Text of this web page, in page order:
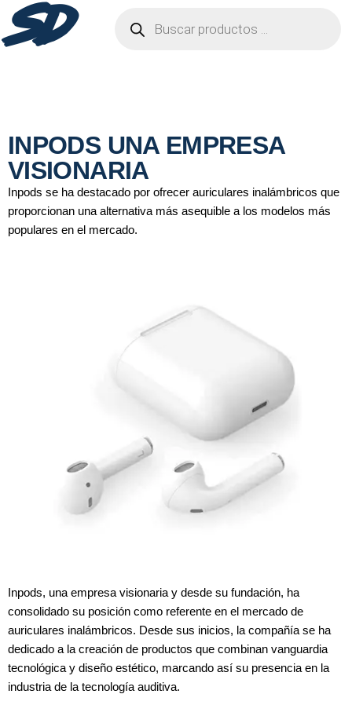
SD
INPODS UNA EMPRESA
VISIONARIA
Inpods se ha destacado por ofrecer auriculares inalámbricos que
proporcionan una alternativa más asequible a los modelos más
populares en el mercado.
Inpods, una empresa visionaria y desde su fundación, ha
consolidado su posición como referente en el mercado de
auriculares inalámbricos. Desde sus inicios, la compañía se ha
dedicado a la creación de productos que combinan vanguardia
tecnológica y diseño estético, marcando así su presencia en la
industria de la tecnología auditiva.